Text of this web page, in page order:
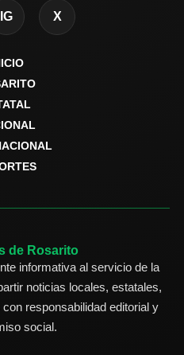
IG X
de Rosarito
informativa al servicio de la
noticias locales, estatales,
responsabilidad editorial y
social.